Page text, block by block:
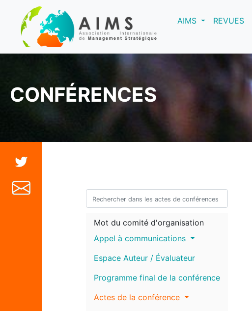
AIMS(current)REVUES
CONFÉRENCES
Mot du comité d'organisation
Appel à communications
Espace Auteur / Évaluateur
Programme final de la conférence
Actes de la conférence